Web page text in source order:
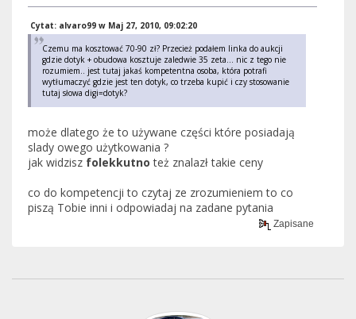
Cytat: alvaro99 w Maj 27, 2010, 09:02:20
Czemu ma kosztować 70-90 zł? Przecież podałem linka do aukcji
gdzie dotyk + obudowa kosztuje zaledwie 35 zeta... nic z tego nie
rozumiem.. jest tutaj jakaś kompetentna osoba, która potrafi
wytłumaczyć gdzie jest ten dotyk, co trzeba kupić i czy stosowanie
tutaj słowa digi=dotyk?
może dlatego że to używane części które posiadają
slady owego użytkowania ?
jak widzisz folekkutno też znalazł takie ceny
co do kompetencji to czytaj ze zrozumieniem to co
piszą Tobie inni i odpowiadaj na zadane pytania
Zapisane